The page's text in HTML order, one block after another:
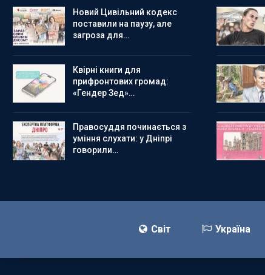
Новий Цивільний кодекс
поставили на паузу, але
загроза для…
Квірні книги для
прифронтових громад:
«Гендер Зед»…
Правосуддя починається з
уміння слухати: у Дніпрі
говорили…
Світ Україна